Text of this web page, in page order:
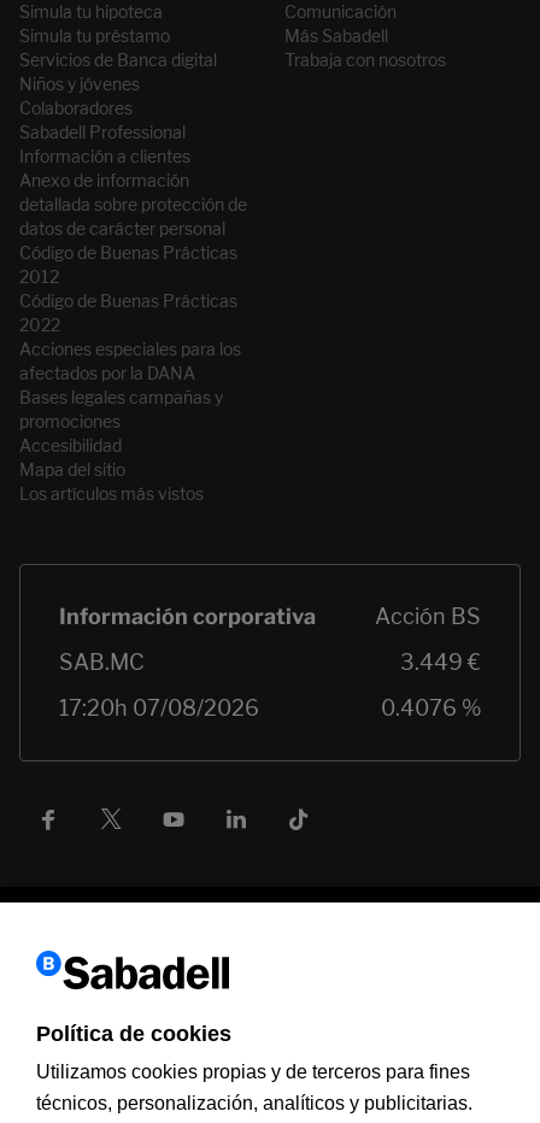
Simula tu hipoteca
Simula tu préstamo
Servicios de Banca digital
Niños y jóvenes
Colaboradores
Sabadell Professional
Información a clientes
Anexo de información
detallada sobre protección de
datos de carácter personal
Código de Buenas Prácticas
2012
Código de Buenas Prácticas
2022
Acciones especiales para los
afectados por la DANA
Bases legales campañas y
promociones
Accesibilidad
Mapa del sitio
Los artículos más vistos
Comunicación
Más Sabadell
Trabaja con nosotros
Información a clientesPSD2
Política de cookies
Utilizamos cookies propias y de terceros para fines
técnicos, personalización, analíticos y publicitarias.